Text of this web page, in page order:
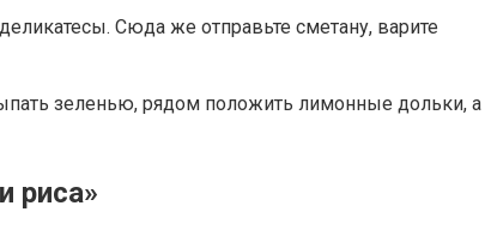
Сюда же отправьте сметану, варите
зеленью, рядом положить лимонные дольки, а
риса»